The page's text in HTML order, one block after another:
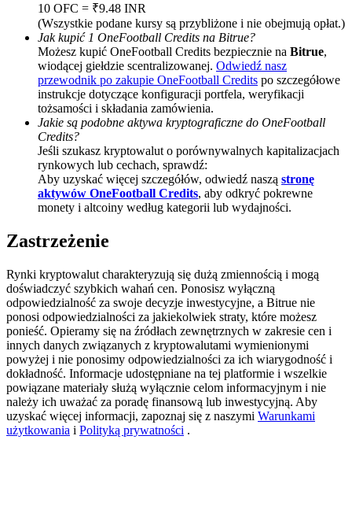
BTC Welcome Rewards
Deposit & Trade BTC to Share 25000 USDT prize pool!
Deposit CASHCAT & Win
Share 500000 CASHCAT prize pool
Register & Trade to Win 500,000 USDT
Precious Metals Trading Carnival
Trade Gold & Silver · 33,333 USDT Bonus
USDT New User Exclusive 10% APR
USDT Flexible Staking | Daily Rewards
10 OFC = ₹9.48 INR
(Wszystkie podane kursy są przybliżone i nie obejmują opłat.)
Jak kupić 1 OneFootball Credits na Bitrue?
Możesz kupić OneFootball Credits bezpiecznie na Bitrue,
wiodącej giełdzie scentralizowanej. Odwiedź nasz
przewodnik po zakupie OneFootball Credits po szczegółowe
instrukcje dotyczące konfiguracji portfela, weryfikacji
tożsamości i składania zamówienia.
Jakie są podobne aktywa kryptograficzne do OneFootball
Credits?
Jeśli szukasz kryptowalut o porównywalnych kapitalizacjach
rynkowych lub cechach, sprawdź:
Aby uzyskać więcej szczegółów, odwiedź naszą stronę
aktywów OneFootball Credits, aby odkryć pokrewne
monety i altcoiny według kategorii lub wydajności.
Zastrzeżenie
Rynki kryptowalut charakteryzują się dużą zmiennością i mogą
doświadczyć szybkich wahań cen. Ponosisz wyłączną
odpowiedzialność za swoje decyzje inwestycyjne, a Bitrue nie
ponosi odpowiedzialności za jakiekolwiek straty, które możesz
ponieść. Opieramy się na źródłach zewnętrznych w zakresie cen i
innych danych związanych z kryptowalutami wymienionymi
powyżej i nie ponosimy odpowiedzialności za ich wiarygodność i
dokładność. Informacje udostępniane na tej platformie i wszelkie
powiązane materiały służą wyłącznie celom informacyjnym i nie
należy ich uważać za poradę finansową lub inwestycyjną. Aby
uzyskać więcej informacji, zapoznaj się z naszymi Warunkami
użytkowania i Polityką prywatności .